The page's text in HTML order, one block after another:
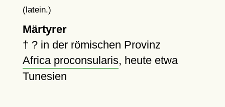
(latein.)
Märtyrer
† ?in der römischen Provinz
Africa proconsularis, heute etwa
Tunesien